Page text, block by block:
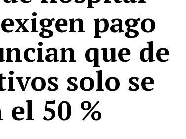
pago
que de
solo se
50 %